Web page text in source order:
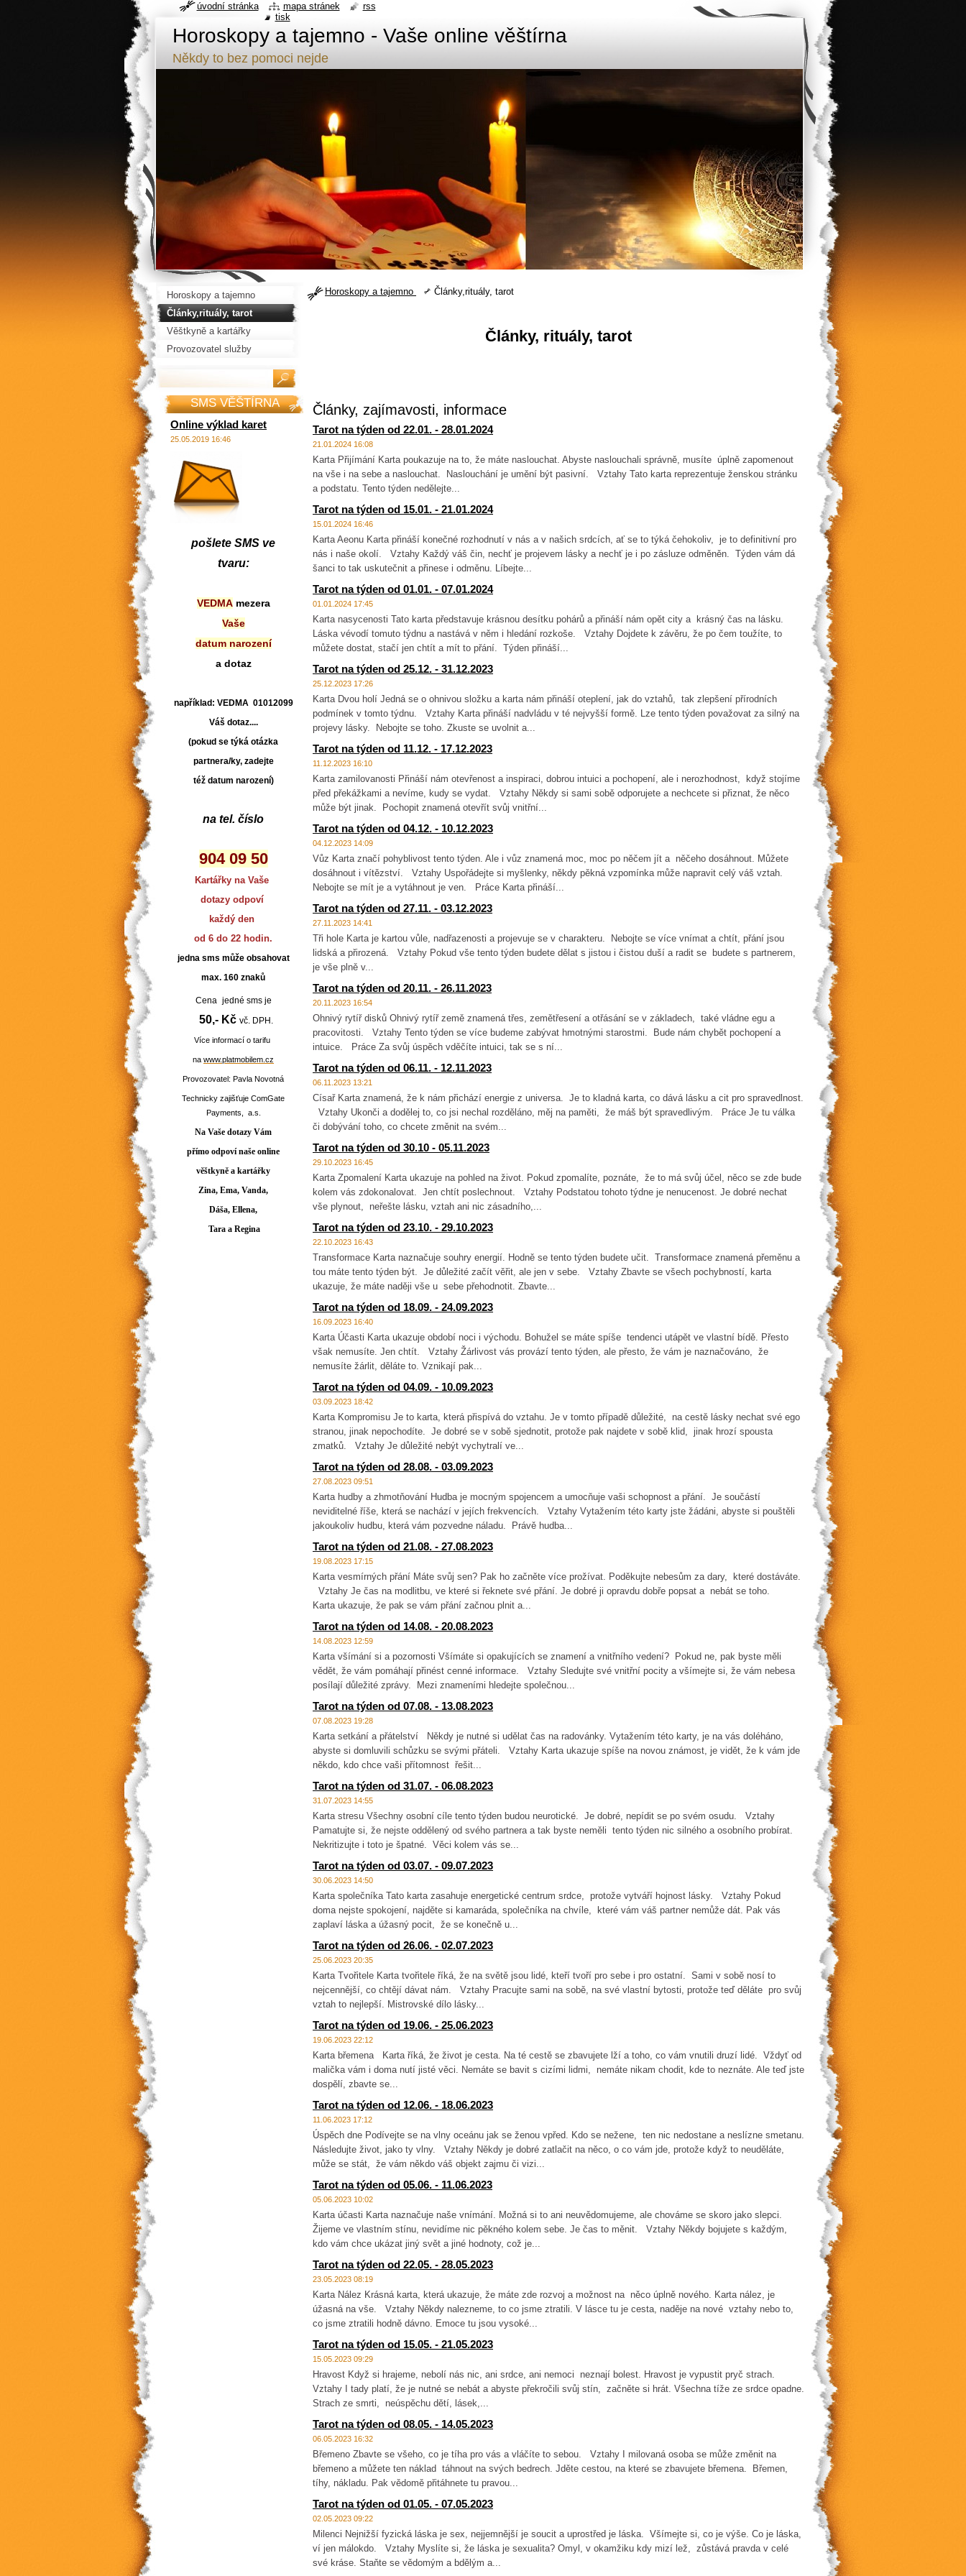
Horoskopy a tajemno - Vaše online věštírna
Někdy to bez pomoci nejde
Horoskopy a tajemno Články,rituály, tarot
Články, rituály, tarot
Články, zajímavosti, informace
Tarot na týden od 22.01. - 28.01.2024
21.01.2024 16:08
Karta Přijímání Karta poukazuje na to, že máte naslouchat. Abyste naslouchali správně, musíte úplně zapomenout
na vše i na sebe a naslouchat. Naslouchání je umění být pasivní. Vztahy Tato karta reprezentuje ženskou stránku
a podstatu. Tento týden nedělejte...
Tarot na týden od 15.01. - 21.01.2024
15.01.2024 16:46
Karta Aeonu Karta přináší konečné rozhodnutí v nás a v našich srdcích, ať se to týká čehokoliv, je to definitivní pro
nás i naše okolí. Vztahy Každý váš čin, nechť je projevem lásky a nechť je i po zásluze odměněn. Týden vám dá
šanci to tak uskutečnit a přinese i odměnu. Líbejte...
Tarot na týden od 01.01. - 07.01.2024
01.01.2024 17:45
Karta nasycenosti Tato karta představuje krásnou desítku pohárů a přináší nám opět city a krásný čas na lásku.
Láska vévodí tomuto týdnu a nastává v něm i hledání rozkoše. Vztahy Dojdete k závěru, že po čem toužíte, to
můžete dostat, stačí jen chtít a mít to přání. Týden přináší...
Tarot na týden od 25.12. - 31.12.2023
25.12.2023 17:26
Karta Dvou holí Jedná se o ohnivou složku a karta nám přináší oteplení, jak do vztahů, tak zlepšení přírodních
podmínek v tomto týdnu. Vztahy Karta přináší nadvládu v té nejvyšší formě. Lze tento týden považovat za silný na
projevy lásky. Nebojte se toho. Zkuste se uvolnit a...
Tarot na týden od 11.12. - 17.12.2023
11.12.2023 16:10
Karta zamilovanosti Přináší nám otevřenost a inspiraci, dobrou intuici a pochopení, ale i nerozhodnost, když stojíme
před překážkami a nevíme, kudy se vydat. Vztahy Někdy si sami sobě odporujete a nechcete si přiznat, že něco
může být jinak. Pochopit znamená otevřít svůj vnitřní...
Tarot na týden od 04.12. - 10.12.2023
04.12.2023 14:09
Vůz Karta značí pohyblivost tento týden. Ale i vůz znamená moc, moc po něčem jít a něčeho dosáhnout. Můžete
dosáhnout i vítězství. Vztahy Uspořádejte si myšlenky, někdy pěkná vzpomínka může napravit celý váš vztah.
Nebojte se mít je a vytáhnout je ven. Práce Karta přináší...
Tarot na týden od 27.11. - 03.12.2023
27.11.2023 14:41
Tři hole Karta je kartou vůle, nadřazenosti a projevuje se v charakteru. Nebojte se více vnímat a chtít, přání jsou
lidská a přirozená. Vztahy Pokud vše tento týden budete dělat s jistou i čistou duší a radit se budete s partnerem,
je vše plně v...
Tarot na týden od 20.11. - 26.11.2023
20.11.2023 16:54
Ohnivý rytíř disků Ohnivý rytíř země znamená třes, zemětřesení a otřásání se v základech, také vládne egu a
pracovitosti. Vztahy Tento týden se více budeme zabývat hmotnými starostmi. Bude nám chybět pochopení a
intuice. Práce Za svůj úspěch vděčíte intuici, tak se s ní...
Tarot na týden od 06.11. - 12.11.2023
06.11.2023 13:21
Císař Karta znamená, že k nám přichází energie z universa. Je to kladná karta, co dává lásku a cit pro spravedlnost.
Vztahy Ukonči a dodělej to, co jsi nechal rozděláno, měj na paměti, že máš být spravedlivým. Práce Je tu válka
či dobývání toho, co chcete změnit na svém...
Tarot na týden od 30.10 - 05.11.2023
29.10.2023 16:45
Karta Zpomalení Karta ukazuje na pohled na život. Pokud zpomalíte, poznáte, že to má svůj účel, něco se zde bude
kolem vás zdokonalovat. Jen chtít poslechnout. Vztahy Podstatou tohoto týdne je nenucenost. Je dobré nechat
vše plynout, neřešte lásku, vztah ani nic zásadního,...
Tarot na týden od 23.10. - 29.10.2023
22.10.2023 16:43
Transformace Karta naznačuje souhry energií. Hodně se tento týden budete učit. Transformace znamená přeměnu a
tou máte tento týden být. Je důležité začít věřit, ale jen v sebe. Vztahy Zbavte se všech pochybností, karta
ukazuje, že máte naději vše u sebe přehodnotit. Zbavte...
Tarot na týden od 18.09. - 24.09.2023
16.09.2023 16:40
Karta Účasti Karta ukazuje období noci i východu. Bohužel se máte spíše tendenci utápět ve vlastní bídě. Přesto
však nemusíte. Jen chtít. Vztahy Žárlivost vás provází tento týden, ale přesto, že vám je naznačováno, že
nemusíte žárlit, děláte to. Vznikají pak...
Tarot na týden od 04.09. - 10.09.2023
03.09.2023 18:42
Karta Kompromisu Je to karta, která přispívá do vztahu. Je v tomto případě důležité, na cestě lásky nechat své ego
stranou, jinak nepochodíte. Je dobré se v sobě sjednotit, protože pak najdete v sobě klid, jinak hrozí spousta
zmatků. Vztahy Je důležité nebýt vychytralí ve...
Tarot na týden od 28.08. - 03.09.2023
27.08.2023 09:51
Karta hudby a zhmotňování Hudba je mocným spojencem a umocňuje vaši schopnost a přání. Je součástí
neviditelné říše, která se nachází v jejích frekvencích. Vztahy Vytažením této karty jste žádáni, abyste si pouštěli
jakoukoliv hudbu, která vám pozvedne náladu. Právě hudba...
Tarot na týden od 21.08. - 27.08.2023
19.08.2023 17:15
Karta vesmírných přání Máte svůj sen? Pak ho začněte více prožívat. Poděkujte nebesům za dary, které dostáváte.
Vztahy Je čas na modlitbu, ve které si řeknete své přání. Je dobré ji opravdu dobře popsat a nebát se toho.
Karta ukazuje, že pak se vám přání začnou plnit a...
Tarot na týden od 14.08. - 20.08.2023
14.08.2023 12:59
Karta všímání si a pozornosti Všímáte si opakujících se znamení a vnitřního vedení? Pokud ne, pak byste měli
vědět, že vám pomáhají přinést cenné informace. Vztahy Sledujte své vnitřní pocity a všímejte si, že vám nebesa
posílají důležité zprávy. Mezi znameními hledejte společnou...
Tarot na týden od 07.08. - 13.08.2023
07.08.2023 19:28
Karta setkání a přátelství Někdy je nutné si udělat čas na radovánky. Vytažením této karty, je na vás doléháno,
abyste si domluvili schůzku se svými přáteli. Vztahy Karta ukazuje spíše na novou známost, je vidět, že k vám jde
někdo, kdo chce vaši přítomnost řešit...
Tarot na týden od 31.07. - 06.08.2023
31.07.2023 14:55
Karta stresu Všechny osobní cíle tento týden budou neurotické. Je dobré, nepídit se po svém osudu. Vztahy
Pamatujte si, že nejste oddělený od svého partnera a tak byste neměli tento týden nic silného a osobního probírat.
Nekritizujte i toto je špatné. Věci kolem vás se...
Tarot na týden od 03.07. - 09.07.2023
30.06.2023 14:50
Karta společníka Tato karta zasahuje energetické centrum srdce, protože vytváří hojnost lásky. Vztahy Pokud
doma nejste spokojení, najděte si kamaráda, společníka na chvíle, které vám váš partner nemůže dát. Pak vás
zaplaví láska a úžasný pocit, že se konečně u...
Tarot na týden od 26.06. - 02.07.2023
25.06.2023 20:35
Karta Tvořitele Karta tvořitele říká, že na světě jsou lidé, kteří tvoří pro sebe i pro ostatní. Sami v sobě nosí to
nejcennější, co chtějí dávat nám. Vztahy Pracujte sami na sobě, na své vlastní bytosti, protože teď děláte pro svůj
vztah to nejlepší. Mistrovské dílo lásky...
Tarot na týden od 19.06. - 25.06.2023
19.06.2023 22:12
Karta břemena Karta říká, že život je cesta. Na té cestě se zbavujete lží a toho, co vám vnutili druzí lidé. Vždyť od
malička vám i doma nutí jisté věci. Nemáte se bavit s cizími lidmi, nemáte nikam chodit, kde to neznáte. Ale teď jste
dospělí, zbavte se...
Tarot na týden od 12.06. - 18.06.2023
11.06.2023 17:12
Úspěch dne Podívejte se na vlny oceánu jak se ženou vpřed. Kdo se nežene, ten nic nedostane a neslízne smetanu.
Následujte život, jako ty vlny. Vztahy Někdy je dobré zatlačit na něco, o co vám jde, protože když to neuděláte,
může se stát, že vám někdo váš objekt zajmu či vizi...
Tarot na týden od 05.06. - 11.06.2023
05.06.2023 10:02
Karta účasti Karta naznačuje naše vnímání. Možná si to ani neuvědomujeme, ale chováme se skoro jako slepci.
Žijeme ve vlastním stínu, nevidíme nic pěkného kolem sebe. Je čas to měnit. Vztahy Někdy bojujete s každým,
kdo vám chce ukázat jiný svět a jiné hodnoty, což je...
Tarot na týden od 22.05. - 28.05.2023
23.05.2023 08:19
Karta Nález Krásná karta, která ukazuje, že máte zde rozvoj a možnost na něco úplně nového. Karta nález, je
úžasná na vše. Vztahy Někdy nalezneme, to co jsme ztratili. V lásce tu je cesta, naděje na nové vztahy nebo to,
co jsme ztratili hodně dávno. Emoce tu jsou vysoké...
Tarot na týden od 15.05. - 21.05.2023
15.05.2023 09:29
Hravost Když si hrajeme, nebolí nás nic, ani srdce, ani nemoci neznají bolest. Hravost je vypustit pryč strach.
Vztahy I tady platí, že je nutné se nebát a abyste překročili svůj stín, začněte si hrát. Všechna tíže ze srdce opadne.
Strach ze smrti, neúspěchu dětí, lásek,...
Tarot na týden od 08.05. - 14.05.2023
06.05.2023 16:32
Břemeno Zbavte se všeho, co je tíha pro vás a vláčíte to sebou. Vztahy I milovaná osoba se může změnit na
břemeno a můžete ten náklad táhnout na svých bedrech. Jděte cestou, na které se zbavujete břemena. Břemen,
tíhy, nákladu. Pak vědomě přitáhnete tu pravou...
Tarot na týden od 01.05. - 07.05.2023
02.05.2023 09:22
Milenci Nejnižší fyzická láska je sex, nejjemnější je soucit a uprostřed je láska. Všímejte si, co je výše. Co je láska,
ví jen málokdo. Vztahy Myslíte si, že láska je sexualita? Omyl, v okamžiku kdy mizí lež, zůstává pravda v celé
své kráse. Staňte se vědomým a bdělým a...
Horoskopy a tajemno
Články,rituály, tarot
Věštkyně a kartářky
Provozovatel služby
SMS VĚŠTÍRNA
Online výklad karet
25.05.2019 16:46
pošlete SMS ve
tvaru:
VEDMAmezera
Vaše
datum narození
a dotaz
například: VEDMA 01012099
Váš dotaz....
(pokud se týká otázka
partnera/ky, zadejte
též datum narození)
na tel. číslo
904 09 50
Kartářky na Vaše
dotazy odpoví
každý den
od 6 do 22 hodin.
jedna sms může obsahovat
max. 160 znaků
Cena jedné sms je
50,- Kč vč. DPH.
Více informací o tarifu
na www.platmobilem.cz
Provozovatel: Pavla Novotná
Technicky zajišťuje ComGate
Payments, a.s.
Na Vaše dotazy Vám
přímo odpovínaše online
věštkyně a kartářky
Zina, Ema, Vanda,
Dáša, Ellena,
Tara a Regina
úvodní stránka mapa stránek
rss
tisk